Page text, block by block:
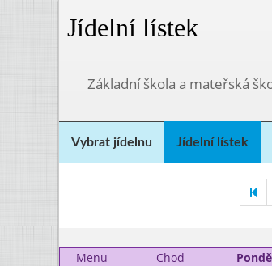
Jídelní lístek
Základní škola a mateřská
Vybrat jídelnu Jídelní lístek
Menu
Chod